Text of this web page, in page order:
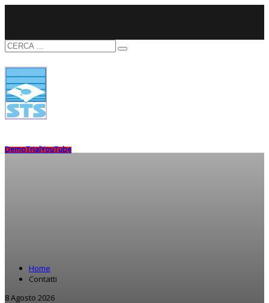
DemoTrialYouTube
Home
Contatti
8 Agosto 2026